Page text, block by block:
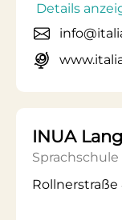
Details
INUA
Sprachschule